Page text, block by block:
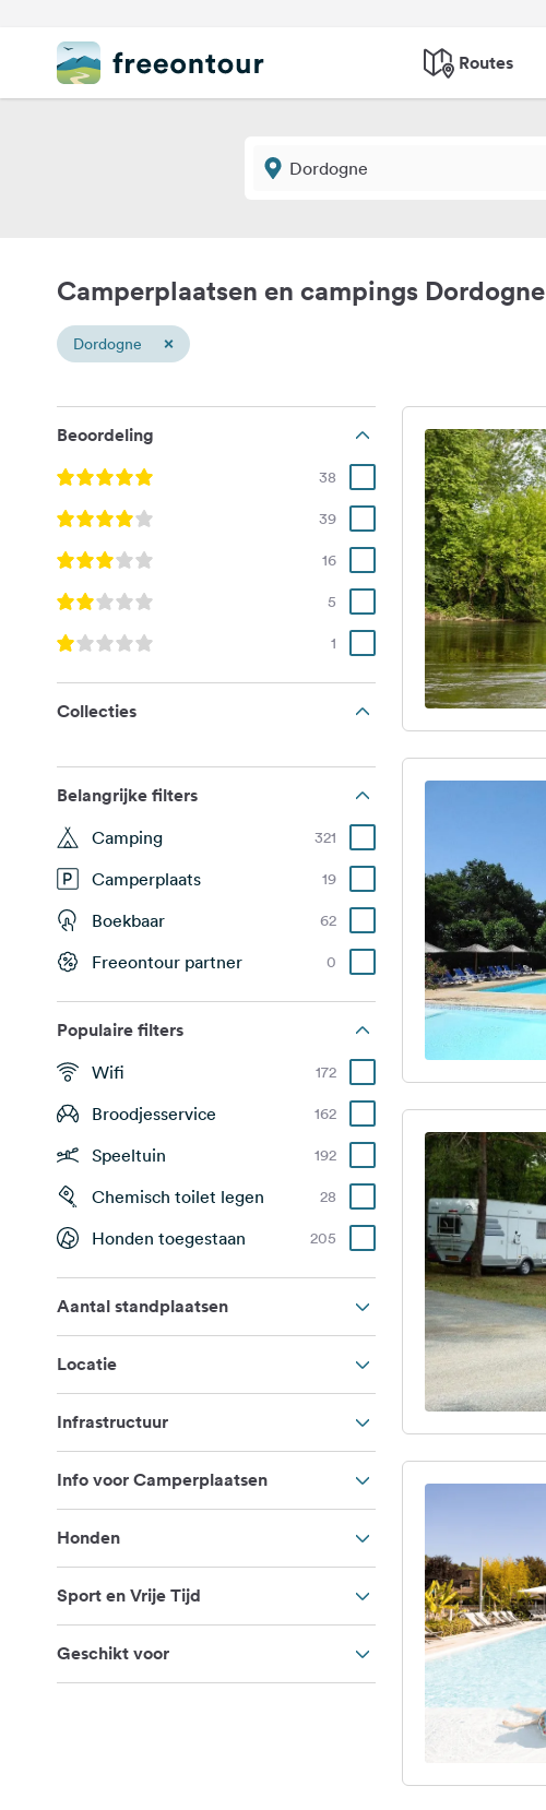
Routes
Camperplaatsen en campings Dordogne
Dordogne ×
Beoordeling
38
39
16
5
1
Collecties
Belangrijke filters
Camping 321
Camperplaats 19
Boekbaar 62
Freeontour partner 0
Populaire filters
Wifi 172
Broodjesservice 162
Speeltuin 192
Chemisch toilet legen 28
Honden toegestaan 205
Aantal standplaatsen
Locatie
Infrastructuur
Info voor Camperplaatsen
Honden
Sport en Vrije Tijd
Geschikt voor